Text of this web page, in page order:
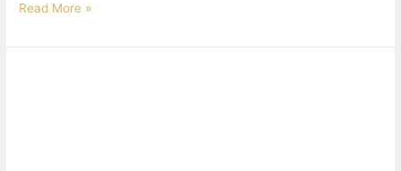
Read More »